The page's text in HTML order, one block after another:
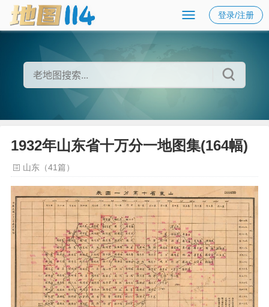
登录/注册
1932年山东省十万分一地图集(164幅)
山东（41篇）